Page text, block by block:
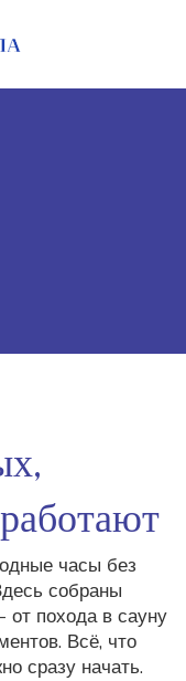
часы без
собраны
от похода в сауну
Всё, что
сразу начать.